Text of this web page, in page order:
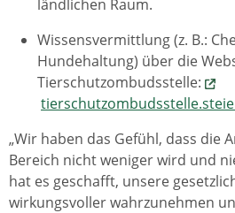
ländlichen Raum.
Wissensvermittlung (z. B.:
Hundehaltung) über die
Tierschutzombudsstelle:
„Wir haben das Gefühl, dass die
Bereich nicht weniger wird und
hat es geschafft, unsere
wirkungsvoller wahrzunehmen